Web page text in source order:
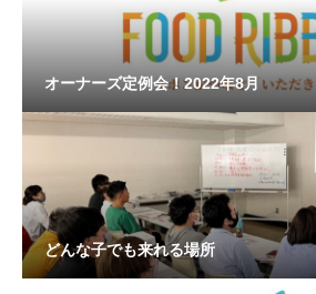
オーナーズ定例会！2022年8月
どんな子でも来れる場所